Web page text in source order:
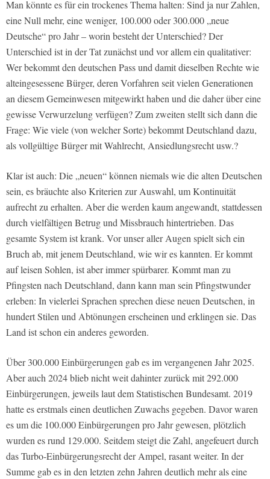
Man könnte es für ein trockenes Thema halten: Sind ja nur Zahlen,
eine Null mehr, eine weniger, 100.000 oder 300.000 „neue
Deutsche“ pro Jahr – worin besteht der Unterschied? Der
Unterschied ist in der Tat zunächst und vor allem ein qualitativer:
Wer bekommt den deutschen Pass und damit dieselben Rechte wie
alteingesessene Bürger, deren Vorfahren seit vielen Generationen
an diesem Gemeinwesen mitgewirkt haben und die daher über eine
gewisse Verwurzelung verfügen? Zum zweiten stellt sich dann die
Frage: Wie viele (von welcher Sorte) bekommt Deutschland dazu,
als vollgültige Bürger mit Wahlrecht, Ansiedlungsrecht usw.?
Klar ist auch: Die „neuen“ können niemals wie die alten Deutschen
sein, es bräuchte also Kriterien zur Auswahl, um Kontinuität
aufrecht zu erhalten. Aber die werden kaum angewandt, stattdessen
durch vielfältigen Betrug und Missbrauch hintertrieben. Das
gesamte System ist krank. Vor unser aller Augen spielt sich ein
Bruch ab, mit jenem Deutschland, wie wir es kannten. Er kommt
auf leisen Sohlen, ist aber immer spürbarer. Kommt man zu
Pfingsten nach Deutschland, dann kann man sein Pfingstwunder
erleben: In vielerlei Sprachen sprechen diese neuen Deutschen, in
hundert Stilen und Abtönungen erscheinen und erklingen sie. Das
Land ist schon ein anderes geworden.
Über 300.000 Einbürgerungen gab es im vergangenen Jahr 2025.
Aber auch 2024 blieb nicht weit dahinter zurück mit 292.000
Einbürgerungen, jeweils laut dem Statistischen Bundesamt. 2019
hatte es erstmals einen deutlichen Zuwachs gegeben. Davor waren
es um die 100.000 Einbürgerungen pro Jahr gewesen, plötzlich
wurden es rund 129.000. Seitdem steigt die Zahl, angefeuert durch
das Turbo-Einbürgerungsrecht der Ampel, rasant weiter. In der
Summe gab es in den letzten zehn Jahren deutlich mehr als eine